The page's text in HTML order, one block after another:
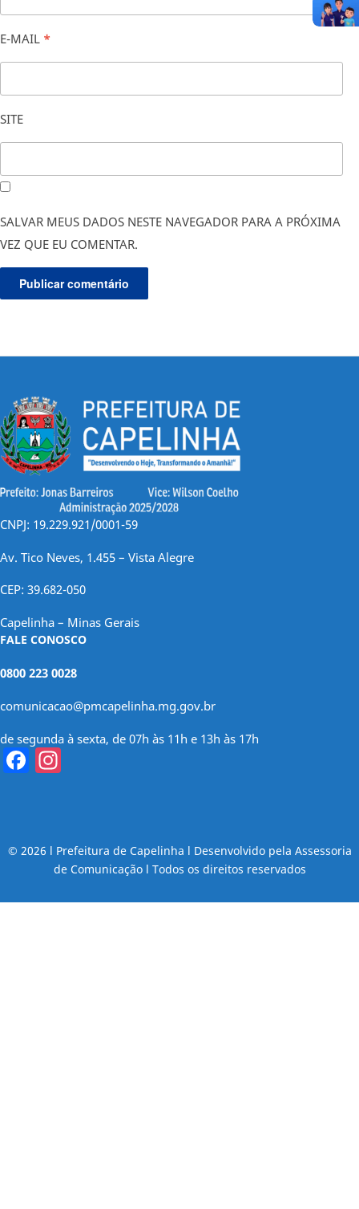
E-MAIL *
SITE
SALVAR MEUS DADOS NESTE NAVEGADOR PARA A PRÓXIMA
VEZ QUE EU COMENTAR.
CNPJ: 19.229.921/0001-59
Av. Tico Neves, 1.455 – Vista Alegre
CEP: 39.682-050
Capelinha – Minas Gerais
FALE CONOSCO
0800 223 0028
comunicacao@pmcapelinha.mg.gov.br
de segunda à sexta, de 07h às 11h e 13h às 17h
Facebook
© 2026 l Prefeitura de Capelinha l Desenvolvido pela Assessoria
de Comunicação l Todos os direitos reservados